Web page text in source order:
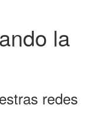
la
redes